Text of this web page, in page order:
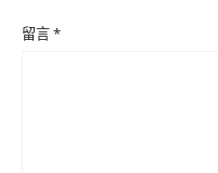
留言*